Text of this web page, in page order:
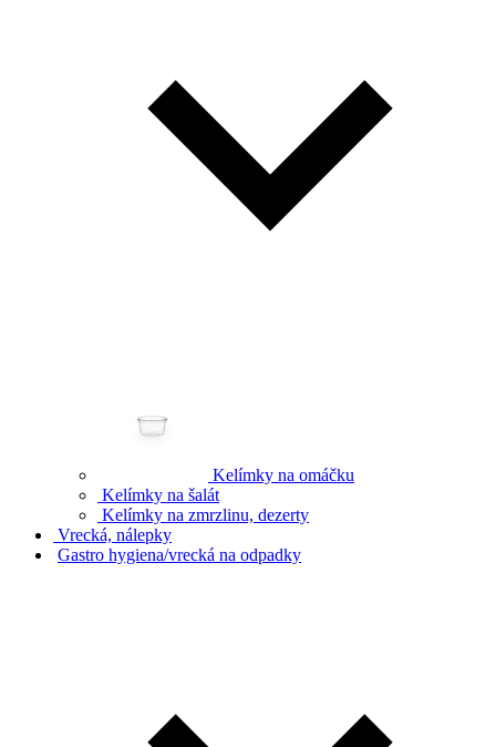
Kelímky na omáčku
Kelímky na šalát
Kelímky na zmrzlinu, dezerty
Vrecká, nálepky
Gastro hygiena/vrecká na odpadky